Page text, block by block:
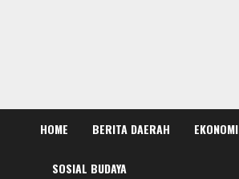
HOME BERITA DAERAH EKONOMI
SOSIAL BUDAYA